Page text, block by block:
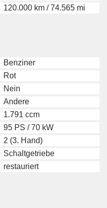
120.000 km / 74.565 mi
Benziner
Rot
Nein
Andere
1.791 ccm
95 PS / 70 kW
2 (3. Hand)
Schaltgetriebe
restauriert